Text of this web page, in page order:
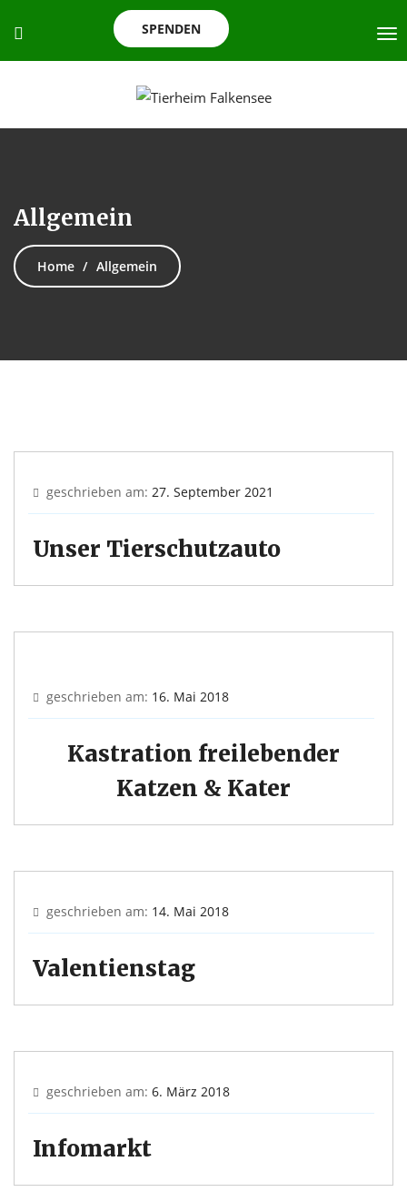
SPENDEN
Allgemein
Home Allgemein
geschrieben am: 27. September 2021
Unser Tierschutzauto
geschrieben am: 16. Mai 2018
Kastration freilebender
Katzen & Kater
geschrieben am: 14. Mai 2018
Valentienstag
geschrieben am: 6. März 2018
Infomarkt